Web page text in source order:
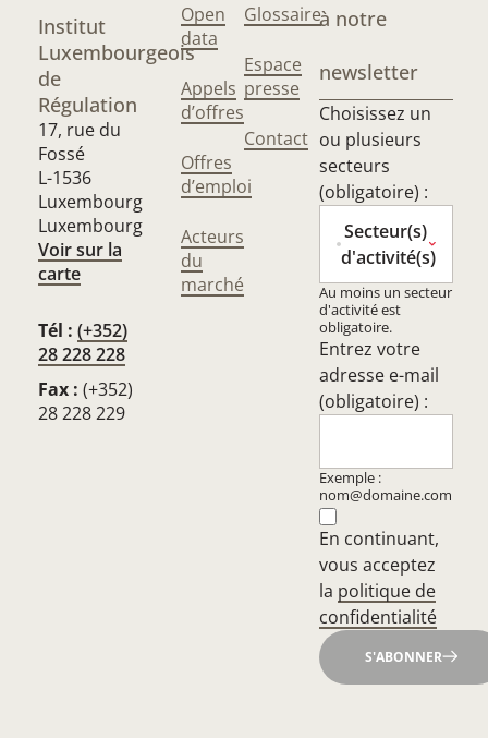
Institut
Luxembourgeois
de
Régulation
17, rue du
Fossé
L-1536
Luxembourg
Luxembourg
Voir sur la
carte
Tél : (+352)
28 228 228
Fax : (+352)
28 228 229
Open
data
Appels
d’offres
Offres
d’emploi
Acteurs
du
marché
Glossaire
Espace
presse
Contact
à notre
newsletter
Choisissez un
ou plusieurs
secteurs
(obligatoire) :
Secteur(s)
d'activité(s)
Au moins un secteur
d'activité est
obligatoire.
Entrez votre
adresse e-mail
(obligatoire) :
Exemple :
nom@domaine.com
En continuant,
vous acceptez
la politique de
confidentialité
S'ABONNER